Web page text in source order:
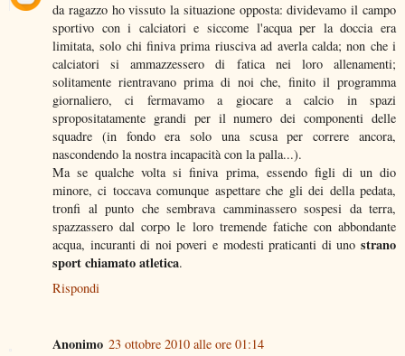
da ragazzo ho vissuto la situazione opposta: dividevamo il campo
sportivo con i calciatori e siccome l'acqua per la doccia era
limitata, solo chi finiva prima riusciva ad averla calda; non che i
calciatori si ammazzessero di fatica nei loro allenamenti;
solitamente rientravano prima di noi che, finito il programma
giornaliero, ci fermavamo a giocare a calcio in spazi
spropositatamente grandi per il numero dei componenti delle
squadre (in fondo era solo una scusa per correre ancora,
nascondendo la nostra incapacità con la palla...).
Ma se qualche volta si finiva prima, essendo figli di un dio
minore, ci toccava comunque aspettare che gli dei della pedata,
tronfi al punto che sembrava camminassero sospesi da terra,
spazzassero dal corpo le loro tremende fatiche con abbondante
acqua, incuranti di noi poveri e modesti praticanti di uno strano
sport chiamato atletica.
Rispondi
Anonimo 23 ottobre 2010 alle ore 01:14